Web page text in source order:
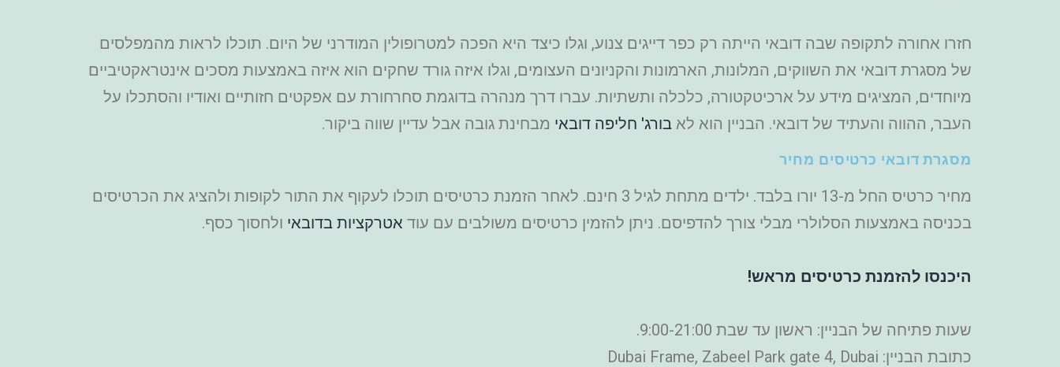
חזרו אחורה לתקופה שבה דובאי הייתה רק כפר דייגים צנוע, וגלו כיצד היא הפכה למטרופולין המודרני של היום. תוכלו לראות מהמפלסים
של מסגרת דובאי את השווקים, המלונות, הארמונות והקניונים העצומים, וגלו איזה גורד שחקים הוא איזה באמצעות מסכים אינטראקטיביים
מיוחדים, המציגים מידע על ארכיטקטורה, כלכלה ותשתיות. עברו דרך מנהרה בדוגמת סחרחורת עם אפקטים חזותיים ואודיו והסתכלו על
העבר, ההווה והעתיד של דובאי. הבניין הוא לא בורג' חליפה דובאי מבחינת גובה אבל עדיין שווה ביקור.
מסגרת דובאי כרטיסים מחיר
מחיר כרטיס החל מ-13 יורו בלבד. ילדים מתחת לגיל 3 חינם. לאחר הזמנת כרטיסים תוכלו לעקוף את התור לקופות ולהציג את הכרטיסים
בכניסה באמצעות הסלולרי מבלי צורך להדפיסם. ניתן להזמין כרטיסים משולבים עם עוד אטרקציות בדובאי ולחסוך כסף.
היכנסו להזמנת כרטיסים מראש!
שעות פתיחה של הבניין: ראשון עד שבת 9:00-21:00.
כתובת הבניין: Dubai Frame, Zabeel Park gate 4, Dubai